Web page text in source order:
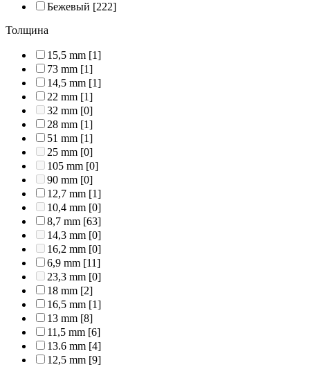
Бежевый [222]
Толщина
15,5 mm [1]
73 mm [1]
14,5 mm [1]
22 mm [1]
32 mm [0]
28 mm [1]
51 mm [1]
25 mm [0]
105 mm [0]
90 mm [0]
12,7 mm [1]
10,4 mm [0]
8,7 mm [63]
14,3 mm [0]
16,2 mm [0]
6,9 mm [11]
23,3 mm [0]
18 mm [2]
16,5 mm [1]
13 mm [8]
11,5 mm [6]
13.6 mm [4]
12,5 mm [9]